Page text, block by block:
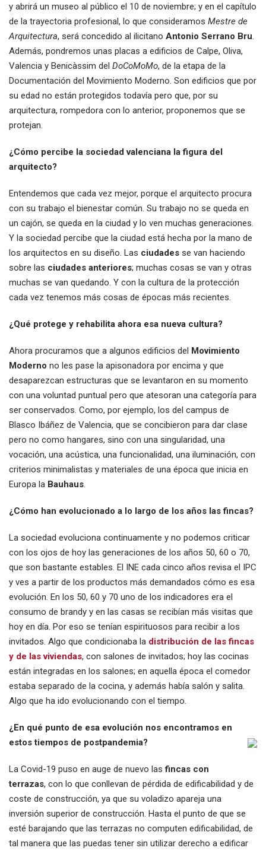
y abrirá un museo al público el 10 de noviembre; y en el capítulo
de la trayectoria profesional, lo que consideramos Mestre de
Arquitectura, será concedido al ilicitano Antonio Serrano Bru.
Además, pondremos unas placas a edificios de Calpe, Oliva,
Valencia y Benicàssim del DoCoMoMo, de la etapa de la
Documentación del Movimiento Moderno. Son edificios que por
su edad no están protegidos todavía pero que, por su
arquitectura, rompedora con lo anterior, proponemos que se
protejan.
¿Cómo percibe la sociedad valenciana la figura del
arquitecto?
Entendemos que cada vez mejor, porque el arquitecto procura
con su trabajo el bienestar común. Su trabajo no se queda en
un cajón, se queda en la ciudad y lo ven muchas generaciones.
Y la sociedad percibe que la ciudad está hecha por la mano de
los arquitectos en su diseño. Las ciudades se van haciendo
sobre las ciudades anteriores; muchas cosas se van y otras
muchas se van quedando. Y con la cultura de la protección
cada vez tenemos más cosas de épocas más recientes.
¿Qué protege y rehabilita ahora esa nueva cultura?
Ahora procuramos que a algunos edificios del
Movimiento
Moderno no les pase la apisonadora por encima y que
desaparezcan estructuras que se levantaron en su momento
con una voluntad puntual pero que atesoran una categoría para
ser conservados. Como, por ejemplo, los del campus de
Blasco Ibáñez de Valencia, que se concibieron para dar clase
pero no como hangares, sino con una singularidad, una
vocación, una acústica, una funcionalidad, una iluminación, con
criterios minimalistas y materiales de una época que inicia en
Europa la Bauhaus.
¿Cómo han evolucionado a lo largo de los años las fincas?
La sociedad evoluciona continuamente y no podemos criticar
con los ojos de hoy las generaciones de los años 50, 60 o 70,
que son bastante estables. El INE cada cinco años revisa el IPC
y ves a partir de los productos más demandados cómo es esa
evolución. En los 50, 60 y 70 uno de los indicadores era el
consumo de brandy y en las casas se recibían más visitas que
hoy en día. Por eso se tenían espirituosos para recibir a los
invitados. Algo que condicionaba la distribución de las fincas
y de las viviendas, con salones de invitados; hoy las cocinas
están integradas en los salones; en aquella época el comedor
estaba separado de la cocina, y además había salón y salita.
Algo que ha ido evolucionando con el tiempo.
¿En qué punto de esa evolución nos encontramos en
estos tiempos de postpandemia?
La Covid-19 puso en auge de nuevo lasfincas con
terrazas, con lo que conllevan de pérdida de edificabilidad y de
coste de construcción, ya que su voladizo apareja una
inversión superior de construcción. Hasta el punto de que se
esté barajando que las terrazas no computen edificabilidad, de
tal manera que las puedas tener sin utilizar derecho a edificar